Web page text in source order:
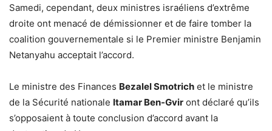
Samedi, cependant, deux ministres israéliens d’extrême
droite ont menacé de démissionner et de faire tomber la
coalition gouvernementale si le Premier ministre Benjamin
Netanyahu acceptait l’accord.
Le ministre des Finances Bezalel Smotrich et le ministre
de la Sécurité nationale Itamar Ben-Gvir ont déclaré qu’ils
s’opposaient à toute conclusion d’accord avant la